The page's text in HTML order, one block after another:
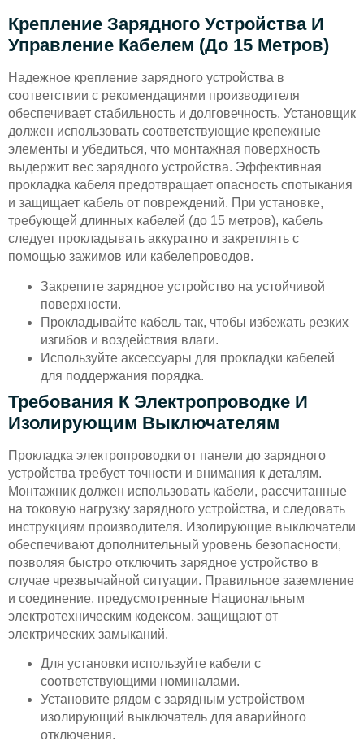
Крепление Зарядного Устройства И
Управление Кабелем (до 15 Метров)
Надежное крепление зарядного устройства в
соответствии с рекомендациями производителя
обеспечивает стабильность и долговечность. Установщик
должен использовать соответствующие крепежные
элементы и убедиться, что монтажная поверхность
выдержит вес зарядного устройства. Эффективная
прокладка кабеля предотвращает опасность спотыкания
и защищает кабель от повреждений. При установке,
требующей длинных кабелей (до 15 метров), кабель
следует прокладывать аккуратно и закреплять с
помощью зажимов или кабелепроводов.
Закрепите зарядное устройство на устойчивой
поверхности.
Прокладывайте кабель так, чтобы избежать резких
изгибов и воздействия влаги.
Используйте аксессуары для прокладки кабелей
для поддержания порядка.
Требования К Электропроводке И
Изолирующим Выключателям
Прокладка электропроводки от панели до зарядного
устройства требует точности и внимания к деталям.
Монтажник должен использовать кабели, рассчитанные
на токовую нагрузку зарядного устройства, и следовать
инструкциям производителя. Изолирующие выключатели
обеспечивают дополнительный уровень безопасности,
позволяя быстро отключить зарядное устройство в
случае чрезвычайной ситуации. Правильное заземление
и соединение, предусмотренные Национальным
электротехническим кодексом, защищают от
электрических замыканий.
Для установки используйте кабели с
соответствующими номиналами.
Установите рядом с зарядным устройством
изолирующий выключатель для аварийного
отключения.